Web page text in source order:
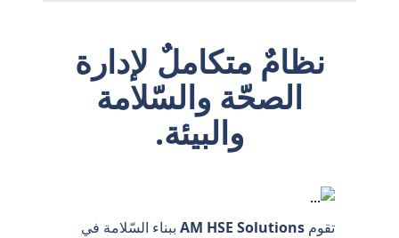
نظامٌ متكاملٌ لإدارة
الصحّة والسّلامة
والبيئة.
تقوم AM HSE Solutions ببناء السّلامة في